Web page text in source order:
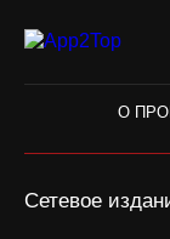
О
Сетевое